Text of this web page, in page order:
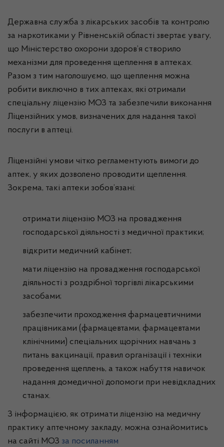
Державна служба з лікарських засобів та контролю
за наркотиками у Рівненській області звертає увагу,
що Міністерство охорони здоров’я створило
механізми для проведення щеплення в аптеках.
Разом з тим наголошуємо, що щеплення можна
робити виключно в тих аптеках, які отримали
спеціальну ліцензію МОЗ та забезпечили виконання
Ліцензійних умов, визначених для надання такої
послуги в аптеці.
Ліцензійні умови чітко регламентують вимоги до
аптек, у яких дозволено проводити щеплення.
Зокрема, такі аптеки зобов’язані:
отримати ліцензію МОЗ на провадження
господарської діяльності з медичної практики;
відкрити медичний кабінет;
мати ліцензію на провадження господарської
діяльності з роздрібної торгівлі лікарськими
засобами;
забезпечити проходження фармацевтичними
працівниками (фармацевтами, фармацевтами
клінічними) спеціальних щорічних навчань з
питань вакцинації, правил організації і техніки
проведення щеплень, а також набуття навичок
надання домедичної допомоги при невідкладних
станах.
З інформацією, як отримати ліцензію на медичну
практику аптечному закладу, можна ознайомитись
на сайті МОЗ за посиланням